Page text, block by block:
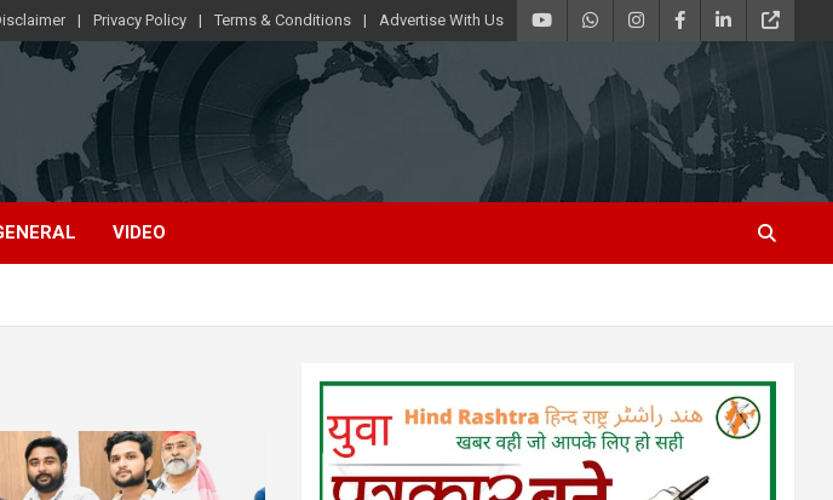
Privacy Policy Terms & Conditions Advertise With Us
VIDEO